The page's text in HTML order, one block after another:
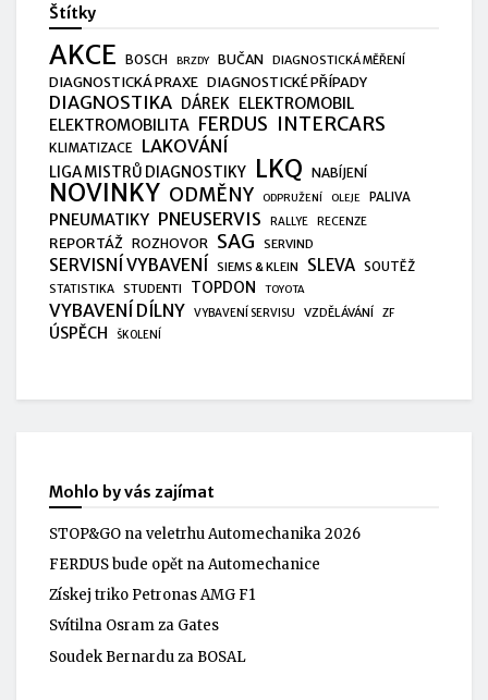
Štítky
AKCE BOSCH BRZDY BUČAN DIAGNOSTICKÁ MĚŘENÍ
DIAGNOSTICKÁ PRAXE DIAGNOSTICKÉ PŘÍPADY
DIAGNOSTIKA DÁREK ELEKTROMOBIL
ELEKTROMOBILITA FERDUS INTERCARS
KLIMATIZACE LAKOVÁNÍ
LIGA MISTRŮ DIAGNOSTIKY LKQ NABÍJENÍ
NOVINKY ODMĚNY ODPRUŽENÍ OLEJE PALIVA
PNEUMATIKY PNEUSERVIS RALLYE RECENZE
REPORTÁŽ ROZHOVOR SAG SERVIND
SERVISNÍ VYBAVENÍ SIEMS & KLEIN SLEVA SOUTĚŽ
STATISTIKA STUDENTI TOPDON TOYOTA
VYBAVENÍ DÍLNY VYBAVENÍ SERVISU VZDĚLÁVÁNÍ ZF
ÚSPĚCH ŠKOLENÍ
Mohlo by vás zajímat
STOP&GO na veletrhu Automechanika 2026
FERDUS bude opět na Automechanice
Získej triko Petronas AMG F1
Svítilna Osram za Gates
Soudek Bernardu za BOSAL